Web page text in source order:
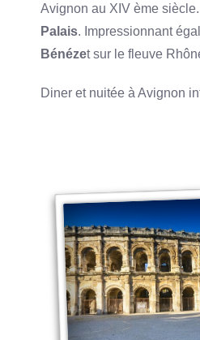
Avignon au XIV ème
Palais. Impressionnant
Bénézet sur le fleuve
Diner et nuitée à Avignon